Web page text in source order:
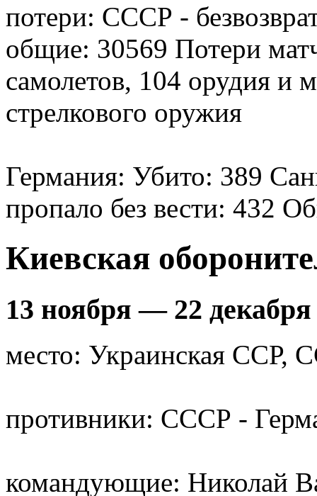
потери: СССР -
общие: 30569 Потери
самолетов, 104 орудия и
стрелкового оружия
Германия: Убито: 389
пропало без вести: 432
Киевская
13 ноября — 22 декабря
место: Украинская ССР,
противники: СССР -
командующие: Николай